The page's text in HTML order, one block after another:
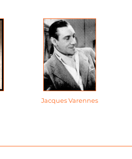
Jacques Varennes